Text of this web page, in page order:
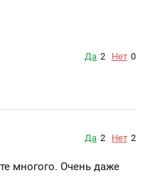
Да 2 Нет 0
Да 2 Нет 2
многого. Очень даже